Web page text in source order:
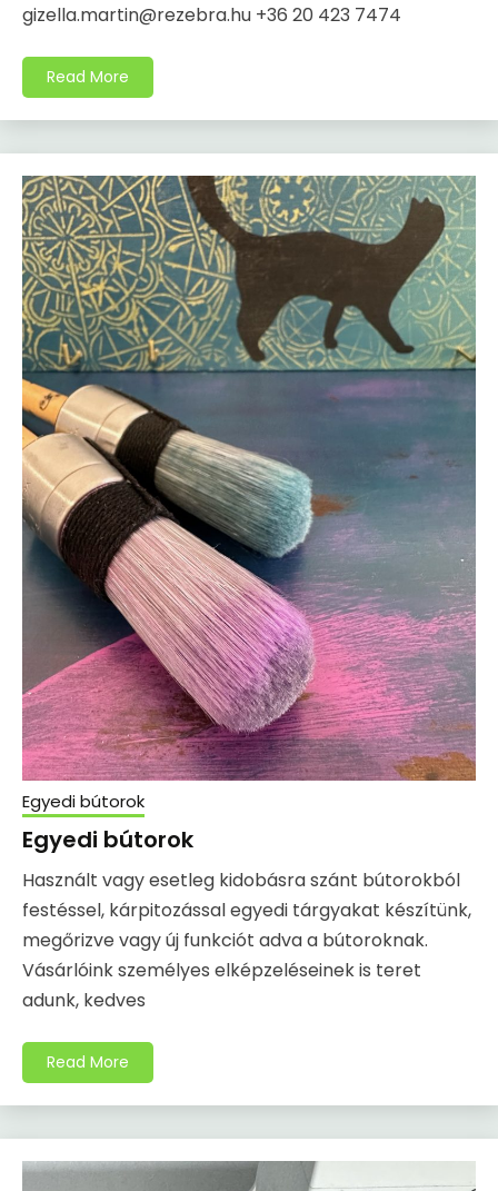
gizella.martin@rezebra.hu +36 20 423 7474
Read More
Egyedi bútorok
Egyedi bútorok
Használt vagy esetleg kidobásra szánt bútorokból
festéssel, kárpitozással egyedi tárgyakat készítünk,
megőrizve vagy új funkciót adva a bútoroknak.
Vásárlóink személyes elképzeléseinek is teret
adunk, kedves
Read More